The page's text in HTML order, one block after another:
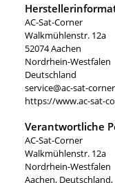
AC-Sat-Corner
Walkmühlenstr. 12a
52074 Aachen
Nordrhein-Westfalen
Deutschland
service@ac-sat-
https://www.ac-sat-
Verantwortliche
AC-Sat-Corner
Walkmühlenstr. 12a
Nordrhein-Westfalen
Aachen, Deutschland,